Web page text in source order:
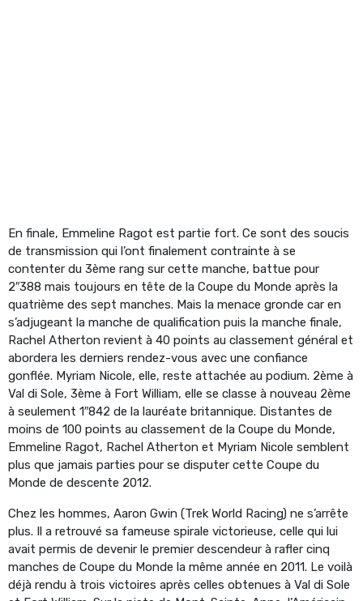
En finale, Emmeline Ragot est partie fort. Ce sont des soucis
de transmission qui l’ont finalement contrainte à se
contenter du 3ème rang sur cette manche, battue pour
2″388 mais toujours en tête de la Coupe du Monde après la
quatrième des sept manches. Mais la menace gronde car en
s’adjugeant la manche de qualification puis la manche finale,
Rachel Atherton revient à 40 points au classement général et
abordera les derniers rendez-vous avec une confiance
gonflée. Myriam Nicole, elle, reste attachée au podium. 2ème à
Val di Sole, 3ème à Fort William, elle se classe à nouveau 2ème
à seulement 1″842 de la lauréate britannique. Distantes de
moins de 100 points au classement de la Coupe du Monde,
Emmeline Ragot, Rachel Atherton et Myriam Nicole semblent
plus que jamais parties pour se disputer cette Coupe du
Monde de descente 2012.
Chez les hommes, Aaron Gwin (Trek World Racing) ne s’arrête
plus. Il a retrouvé sa fameuse spirale victorieuse, celle qui lui
avait permis de devenir le premier descendeur à rafler cinq
manches de Coupe du Monde la même année en 2011. Le voilà
déjà rendu à trois victoires après celles obtenues à Val di Sole